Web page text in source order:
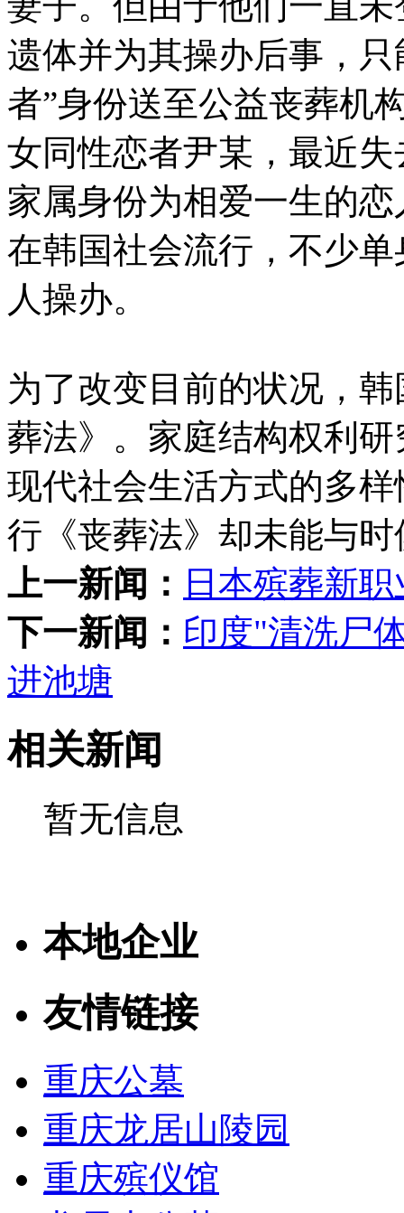
遗体并为其操办后事，
者”身份送至公益丧葬机
女同性恋者尹某，最近
家属身份为相爱一生的
在韩国社会流行，不少
人操办。
为了改变目前的状况，
葬法》。家庭结构权利
现代社会生活方式的多
行《丧葬法》却未能与时
上一新闻： 日本殡葬新
下一新闻： 印度"清洗尸
进池塘
相关新闻
暂无信息
本地企业
友情链接
重庆公墓
重庆龙居山陵园
重庆殡仪馆